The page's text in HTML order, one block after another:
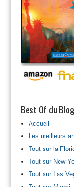
Best Of du Blog
Accueil
Les meilleurs
Tout sur la
Tout sur New
Tout sur Las